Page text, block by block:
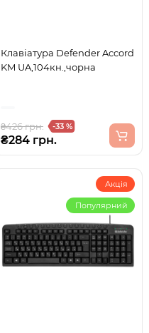
Клавіатура Defender Accord
KM UA,104кн.,чорна
₴426 грн. -33 %
₴284 грн.
Акція
Популярний